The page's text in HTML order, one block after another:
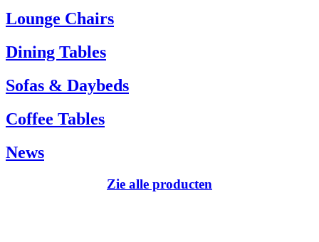
Tel.: +45 66 12 14 04
info@carlhansen.dk
Lounge Chairs
Dining Tables
Sofas & Daybeds
Coffee Tables
News
Zie alle producten